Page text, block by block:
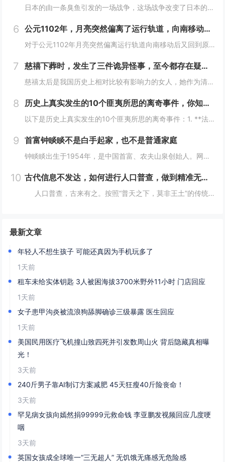
日本的由一条臭鱼引发的一场战争，这场战争改变了日本的命运，起因居然是一条臭鱼，这是我认为最诡异的战争了。1582年，织田信长已经控制了以京都为中心的最富庶的半个日本，威望和势力都如日中天，统一日本只是个时间问题。信长也做好了消灭其他不服从命...
6 公元1102年，月亮突然偏离了运行轨道，向南移动，不久后又回到了原位这么离奇的事件你怎么看
对于公元1102年月亮突然偏离运行轨道向南移动后又回到原位这一事件，我们可以从科学和历史文化两个角度来分析：- **科学角度**：- **观测误差可能性**：古代的天文观测技术相对落后，缺乏高精度的观测仪器和科学的观测方法。人们对天体的观测...
7 慈禧下葬时，发生了三件诡异怪事，至今都存在疑虑！
慈禧太后是我国历史上相对比较有影响力的女人，她作为清朝末期的真正掌权者不仅用自己的实力证明了女人统治男人是很正常的事情而且还做了很多男人都想不到的决定。其实慈禧太后是我国历史上一个比较有争议的女人，也是一个影响历史的女人。慈禧太后作为清朝末...
8 历史上真实发生的10个匪夷所思的离奇事件，你知道几个？
以下是历史上真实发生的10个匪夷所思的离奇事件：1. **法国女子学校火灾事件**：2002年，沙特阿拉伯麦加的一所女子学校发生火灾，女学生们逃离时，在校门口巡逻的“宗教警察”竟以她们没有佩戴面纱、没穿伊斯兰传统服装为由阻止学生离开着火的教...
9 首富钟睒睒不是白手起家，也不是普通家庭
钟睒睒出生于1954年，是中国首富、农夫山泉创始人。网上都说钟睒睒是白手起家、普通家庭，但我不这么认为。你仔细看：背景：钟睒睒的父亲在浙东游击区做新闻宣传工作，建国后进入了《浙江日报》做编辑工作，还曾做过浙江人民广播电台政治宣传组负责人。钟...
10 古代信息不发达，如何进行人口普查，做到精准无误？折服古人智慧
人口普查，古来有之。按照“普天之下，莫非王土”的传统，将户籍统计纳入到细化准确这一办法，我国在世界历史上都属于遥遥领先者。那么在古代没有任何今天的完整统计技术，是怎么做到精确统计的呢？人口直接关系到兴...
最新文章
年轻人不想生孩子 可能还真因为手机玩多了
1天前
租车未给实体钥匙 3人被困海拔3700米野外11小时 门店回应
1天前
女子患甲沟炎被流浪狗舔脚确诊三级暴露 医生回应
1天前
美国民用医疗飞机撞山致四死并引发数周山火 背后隐藏真相曝
光！
3天前
240斤男子靠AI制订方案减肥 45天狂瘦40斤险丧命！
3天前
罕见病女孩向嫣然捐99999元救命钱 李亚鹏发视频回应几度哽
咽
3天前
英国女孩成全球唯一“三无超人” 无饥饿无痛感无危险感